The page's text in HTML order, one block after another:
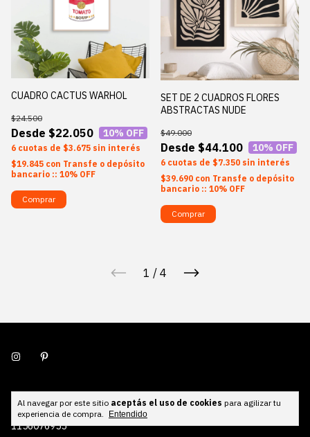
Al navegar por este sitio aceptás el uso de cookies para agilizar tu
experiencia de compra.
Entendido
CUADRO CACTUS WARHOL
$22.050
$24.500
10% OFF
6 $3.675 sin interés
$19.845 con Transfe o depósito
bancario :: 10% OFF
Comprar
SET DE 2 CUADROS FLORES
ABSTRACTAS NUDE
$44.100
$49.000
10% OFF
6 $7.350 sin interés
$39.690 con Transfe o depósito
bancario :: 10% OFF
Comprar
1 / 4
5491156076955
1156076955